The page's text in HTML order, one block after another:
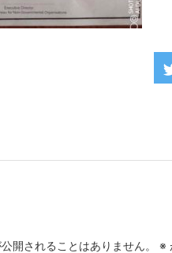
開されることはありません。 ※